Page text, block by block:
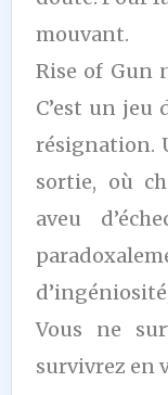
mouvant.
Rise of Gun
C’est un jeu
résignation.
sortie, où
aveu
Vous ne
survivrez en